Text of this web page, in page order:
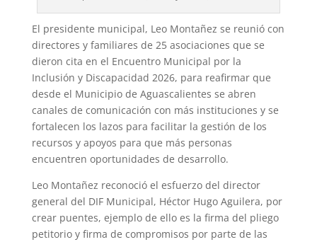
El presidente municipal, Leo Montañez se reunió con
directores y familiares de 25 asociaciones que se
dieron cita en el Encuentro Municipal por la
Inclusión y Discapacidad 2026, para reafirmar que
desde el Municipio de Aguascalientes se abren
canales de comunicación con más instituciones y se
fortalecen los lazos para facilitar la gestión de los
recursos y apoyos para que más personas
encuentren oportunidades de desarrollo.
Leo Montañez reconoció el esfuerzo del director
general del DIF Municipal, Héctor Hugo Aguilera, por
crear puentes, ejemplo de ello es la firma del pliego
petitorio y firma de compromisos por parte de las